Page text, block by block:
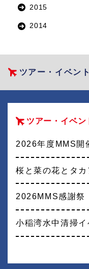
2015
2014
ツアー・イベン
ツアー・イベン
2026年度MMS開
桜と菜の花とタ
2026MMS感謝祭
小稲湾水中清掃イ